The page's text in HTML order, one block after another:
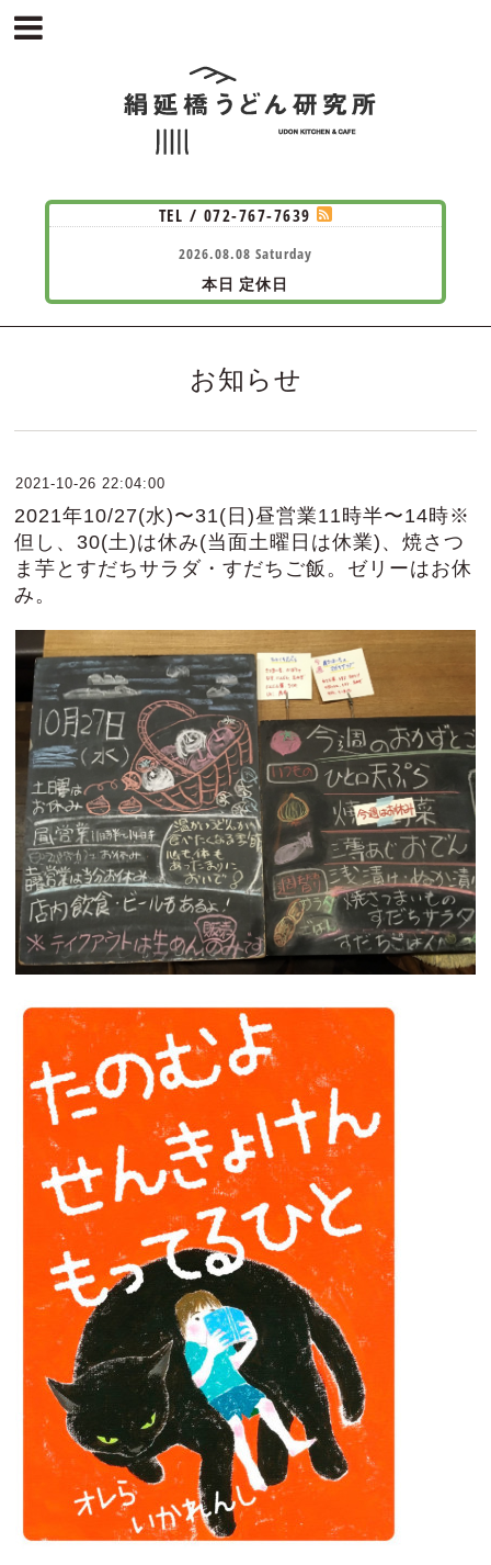
TEL / 072-767-7639
2026.08.08 Saturday
本日 定休日
お知らせ
2021-10-26 22:04:00
2021年10/27(水)〜31(日)昼営業11時半〜14時※
但し、30(土)は休み(当面土曜日は休業)、焼さつ
ま芋とすだちサラダ・すだちご飯。ゼリーはお休
み。